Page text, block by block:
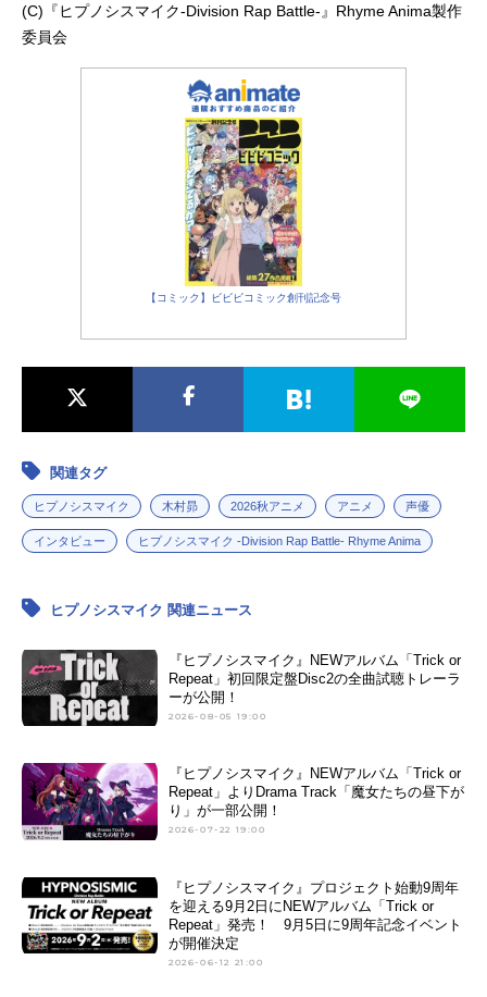
(C)『ヒプノシスマイク-Division Rap Battle-』Rhyme Anima製作
委員会
【コミック】ビビビコミック創刊記念号
関連タグ
ヒプノシスマイク 木村昴 2026秋アニメ アニメ 声優
インタビュー ヒプノシスマイク -Division Rap Battle- Rhyme Anima
ヒプノシスマイク 関連ニュース
『ヒプノシスマイク』NEWアルバム「Trick or
Repeat」初回限定盤Disc2の全曲試聴トレーラ
ーが公開！
2026-08-05 19:00
『ヒプノシスマイク』NEWアルバム「Trick or
Repeat」よりDrama Track「魔女たちの昼下が
り」が一部公開！
2026-07-22 19:00
『ヒプノシスマイク』プロジェクト始動9周年
を迎える9月2日にNEWアルバム「Trick or
Repeat」発売！ 9月5日に9周年記念イベント
が開催決定
2026-06-12 21:00